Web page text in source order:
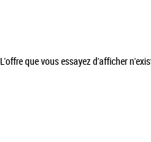
L'offre que vous essayez d'afficher